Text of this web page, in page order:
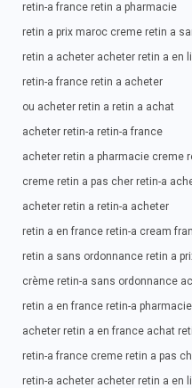
retin-a france retin a pharmacie
retin a prix maroc creme retin a
retin a acheter acheter retin a en
retin-a france retin a acheter
ou acheter retin a retin a achat
acheter retin-a retin-a france
acheter retin a pharmacie creme
creme retin a pas cher retin-a
acheter retin a retin-a acheter
retin a en france retin-a cream
retin a sans ordonnance retin a
crème retin-a sans ordonnance
retin a en france retin-a pharmacie
acheter retin a en france achat
retin-a france creme retin a pas
retin-a acheter acheter retin a en